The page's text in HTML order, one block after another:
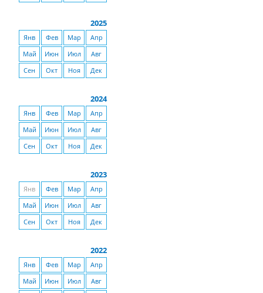
2025
Янв Фев Мар
Апр
Май
Июн Июл
Авг
Сен
Окт Ноя Дек
2024
Янв Фев Мар
Апр
Май
Июн Июл
Авг
Сен
Окт Ноя Дек
2023
Янв Фев Мар
Апр
Май
Июн Июл
Авг
Сен
Окт Ноя Дек
2022
Янв Фев Мар
Апр
Май
Июн Июл
Авг